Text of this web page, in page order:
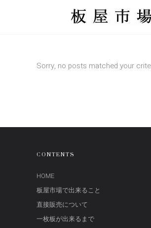
Sorry, no posts matched your
CONTENTS
HOME
板屋市場で出来ること
直接販売について
一枚板が出来るまで